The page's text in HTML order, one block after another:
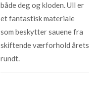
både deg og kloden. Ull er
et fantastisk materiale
som beskytter sauene fra
skiftende værforhold årets
rundt.